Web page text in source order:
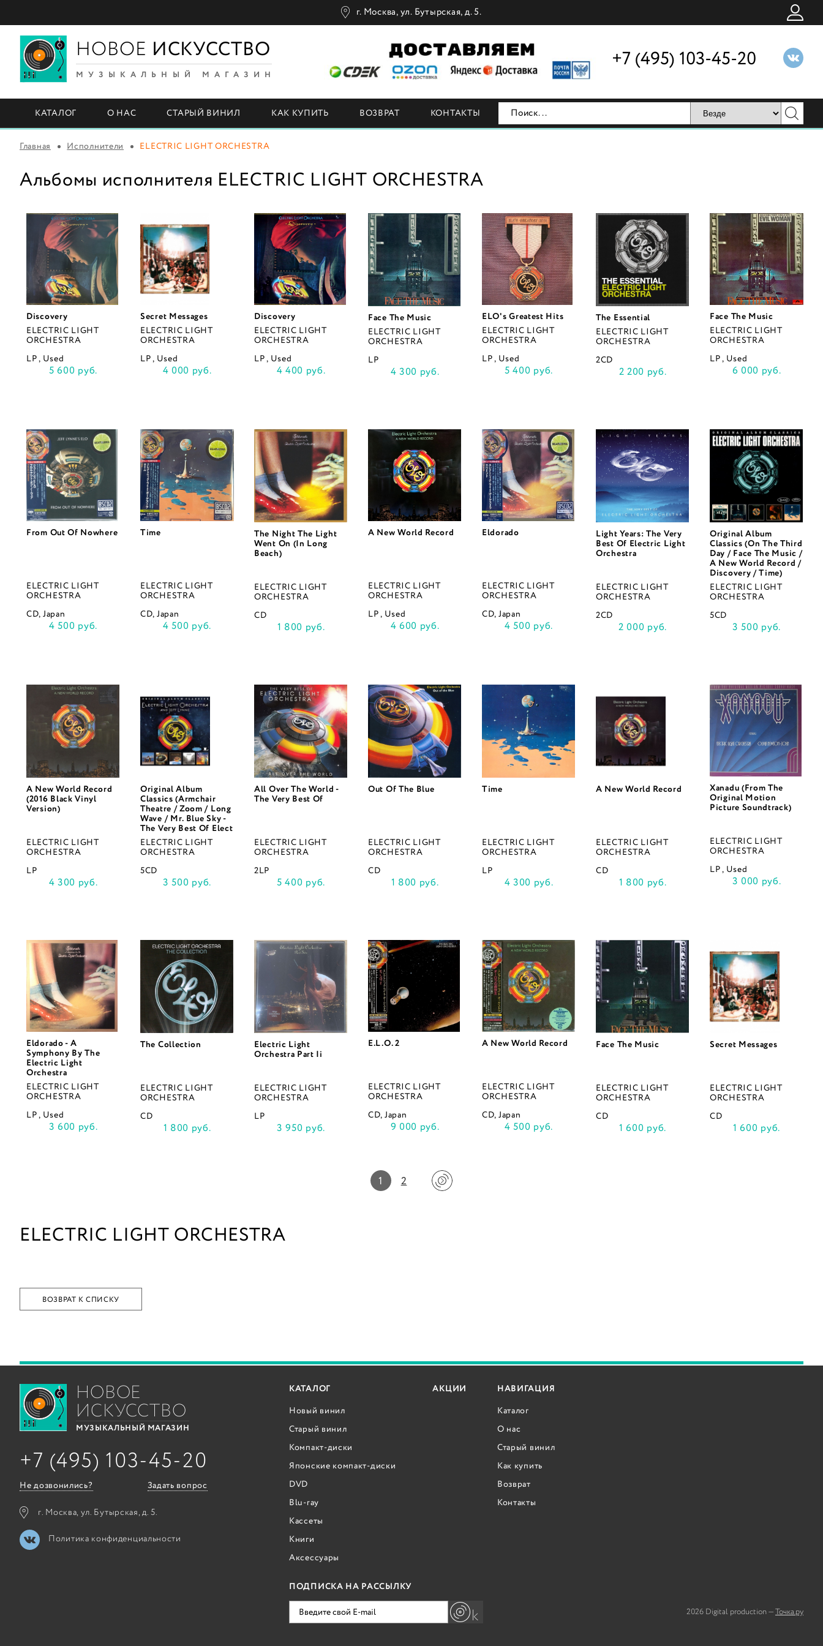
г. Москва, ул. Бутырская, д. 5.
НОВОЕ ИСКУССТВО
МУЗЫКАЛЬНЫЙ МАГАЗИН
+7 (495) 103-45-20
КАТАЛОГ О НАС СТАРЫЙ ВИНИЛ КАК КУПИТЬ ВОЗВРАТ КОНТАКТЫ
Главная Исполнители ELECTRIC LIGHT ORCHESTRA
Альбомы исполнителя ELECTRIC LIGHT ORCHESTRA
Discovery
ELECTRIC LIGHT
ORCHESTRA
LP , Used
5 600 руб.
Secret Messages
ELECTRIC LIGHT
ORCHESTRA
LP , Used
4 000 руб.
Discovery
ELECTRIC LIGHT
ORCHESTRA
LP , Used
4 400 руб.
Face The Music
ELECTRIC LIGHT
ORCHESTRA
LP
4 300 руб.
ELO's Greatest Hits
ELECTRIC LIGHT
ORCHESTRA
LP , Used
5 400 руб.
The Essential
ELECTRIC LIGHT
ORCHESTRA
2CD
2 200 руб.
Face The Music
ELECTRIC LIGHT
ORCHESTRA
LP , Used
6 000 руб.
From Out Of Nowhere
ELECTRIC LIGHT
ORCHESTRA
CD, Japan
4 500 руб.
Time
ELECTRIC LIGHT
ORCHESTRA
CD, Japan
4 500 руб.
The Night The Light
Went On (In Long
Beach)
ELECTRIC LIGHT
ORCHESTRA
CD
1 800 руб.
A New World Record
ELECTRIC LIGHT
ORCHESTRA
LP , Used
4 600 руб.
Eldorado
ELECTRIC LIGHT
ORCHESTRA
CD, Japan
4 500 руб.
Light Years: The Very
Best Of Electric Light
Orchestra
ELECTRIC LIGHT
ORCHESTRA
2CD
2 000 руб.
Original Album
Classics (On The Third
Day / Face The Music /
A New World Record /
Discovery / Time)
ELECTRIC LIGHT
ORCHESTRA
5CD
3 500 руб.
A New World Record
(2016 Black Vinyl
Version)
ELECTRIC LIGHT
ORCHESTRA
LP
4 300 руб.
Original Album
Classics (Armchair
Theatre / Zoom / Long
Wave / Mr. Blue Sky -
The Very Best Of Elect
ELECTRIC LIGHT
ORCHESTRA
5CD
3 500 руб.
All Over The World -
The Very Best Of
ELECTRIC LIGHT
ORCHESTRA
2LP
5 400 руб.
Out Of The Blue
ELECTRIC LIGHT
ORCHESTRA
CD
1 800 руб.
Time
ELECTRIC LIGHT
ORCHESTRA
LP
4 300 руб.
A New World Record
ELECTRIC LIGHT
ORCHESTRA
CD
1 800 руб.
Xanadu (From The
Original Motion
Picture Soundtrack)
ELECTRIC LIGHT
ORCHESTRA
LP , Used
3 000 руб.
Eldorado - A
Symphony By The
Electric Light
Orchestra
ELECTRIC LIGHT
ORCHESTRA
LP , Used
3 600 руб.
The Collection
ELECTRIC LIGHT
ORCHESTRA
CD
1 800 руб.
Electric Light
Orchestra Part Ii
ELECTRIC LIGHT
ORCHESTRA
LP
3 950 руб.
E.L.O. 2
ELECTRIC LIGHT
ORCHESTRA
CD, Japan
9 000 руб.
A New World Record
ELECTRIC LIGHT
ORCHESTRA
CD, Japan
4 500 руб.
Face The Music
ELECTRIC LIGHT
ORCHESTRA
CD
1 600 руб.
Secret Messages
ELECTRIC LIGHT
ORCHESTRA
CD
1 600 руб.
1 2
ELECTRIC LIGHT ORCHESTRA
ВОЗВРАТ К СПИСКУ
НОВОЕ
ИСКУССТВО
МУЗЫКАЛЬНЫЙ МАГАЗИН
+7 (495) 103-45-20
Не дозвонились? Задать вопрос
г. Москва, ул. Бутырская, д. 5.
Политика конфиденциальности
КАТАЛОГ
Новый винил
Старый винил
Компакт-диски
Японские компакт-диски
DVD
Blu-ray
Кассеты
Книги
Аксессуары
АКЦИИ НАВИГАЦИЯ
Каталог
О нас
Старый винил
Как купить
Возврат
Контакты
ПОДПИСКА НА РАССЫЛКУ
k 2026 Digital production —Точка.ру